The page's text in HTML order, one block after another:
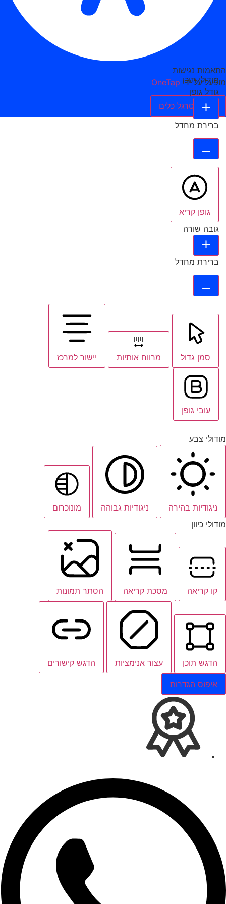
התאמות נגישות
מופעל על ידי OneTap
הסתר סרגל כלים
מודולי תוכן
גודל גופן
ברירת מחדל
גופן קריא
גובה שורה
ברירת מחדל
סמן גדול מרווח אותיות יישור למרכז
עובי גופן
מודולי צבע
ניגודיות בהירה ניגודיות גבוהה
מונוכרום
מודולי כיוון
קו קריאה מסכת קריאה הסתר תמונות
הדגש תוכן עצור אנימציות הדגש קישורים
איפוס הגדרות